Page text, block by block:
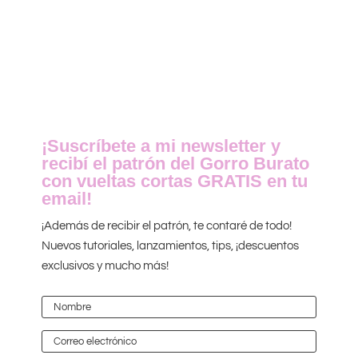
¡Suscríbete a mi newsletter y
recibí el patrón del Gorro Burato
con vueltas cortas GRATIS en tu
email!
¡Además de recibir el patrón, te contaré de todo!
Nuevos tutoriales, lanzamientos, tips, ¡descuentos
exclusivos y mucho más!